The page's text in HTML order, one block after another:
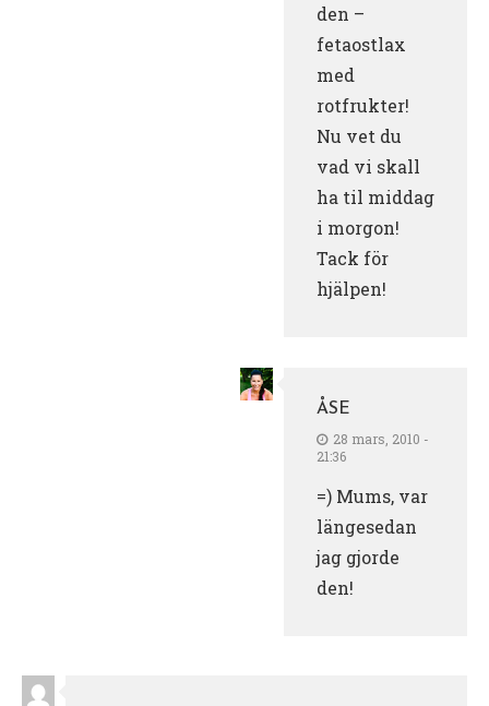
den –
fetaostlax
med
rotfrukter!
Nu vet du
vad vi skall
ha til middag
i morgon!
Tack för
hjälpen!
ÅSE
28 mars, 2010 -
21:36
=) Mums, var
längesedan
jag gjorde
den!